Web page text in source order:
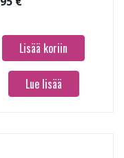
Lisää koriin
Lue lisää